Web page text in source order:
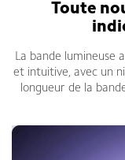
Toute
La bande lumineuse
et intuitive, avec un
longueur de la